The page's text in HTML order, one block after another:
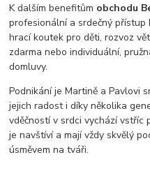
K dalším benefitům obchodu
profesionální a srdečný přístup
hrací koutek pro děti, rozvoz
zdarma nebo individuální,
domluvy.
Podnikání je Martině a Pavlovi
jejich radost i díky několika
vděčností v srdci vychází vstříc
je navštíví a mají vždy skvělý
úsměvem na tváři.